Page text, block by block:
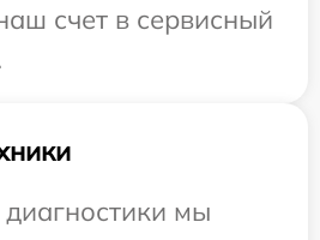
счет в сервисный
мы